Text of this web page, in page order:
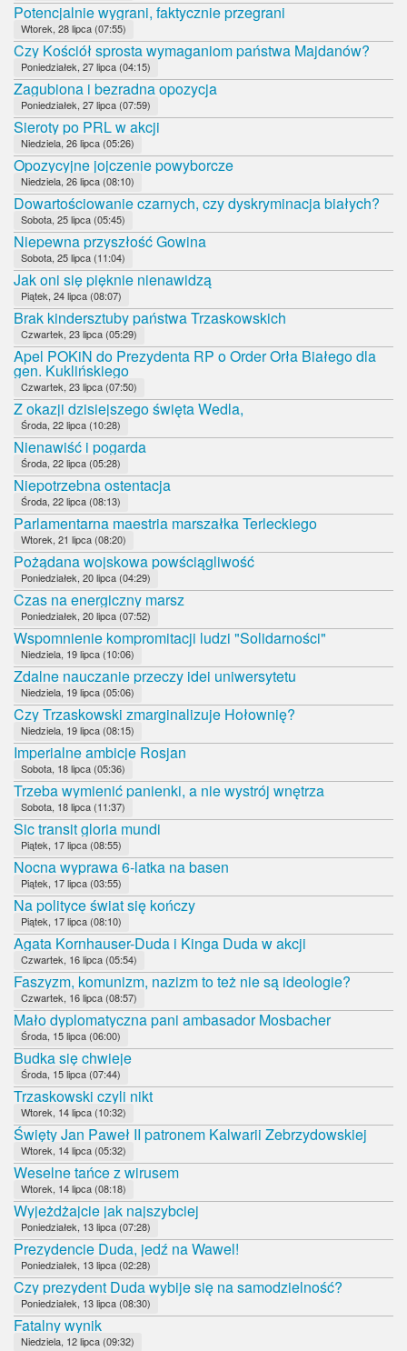
Potencjalnie wygrani, faktycznie przegrani
Wtorek, 28 lipca (07:55)
Czy Kościół sprosta wymaganiom państwa Majdanów?
Poniedziałek, 27 lipca (04:15)
Zagubiona i bezradna opozycja
Poniedziałek, 27 lipca (07:59)
Sieroty po PRL w akcji
Niedziela, 26 lipca (05:26)
Opozycyjne jojczenie powyborcze
Niedziela, 26 lipca (08:10)
Dowartościowanie czarnych, czy dyskryminacja białych?
Sobota, 25 lipca (05:45)
Niepewna przyszłość Gowina
Sobota, 25 lipca (11:04)
Jak oni się pięknie nienawidzą
Piątek, 24 lipca (08:07)
Brak kindersztuby państwa Trzaskowskich
Czwartek, 23 lipca (05:29)
Apel POKiN do Prezydenta RP o Order Orła Białego dla
gen. Kuklińskiego
Czwartek, 23 lipca (07:50)
Z okazji dzisiejszego święta Wedla,
Środa, 22 lipca (10:28)
Nienawiść i pogarda
Środa, 22 lipca (05:28)
Niepotrzebna ostentacja
Środa, 22 lipca (08:13)
Parlamentarna maestria marszałka Terleckiego
Wtorek, 21 lipca (08:20)
Pożądana wojskowa powściągliwość
Poniedziałek, 20 lipca (04:29)
Czas na energiczny marsz
Poniedziałek, 20 lipca (07:52)
Wspomnienie kompromitacji ludzi "Solidarności"
Niedziela, 19 lipca (10:06)
Zdalne nauczanie przeczy idei uniwersytetu
Niedziela, 19 lipca (05:06)
Czy Trzaskowski zmarginalizuje Hołownię?
Niedziela, 19 lipca (08:15)
Imperialne ambicje Rosjan
Sobota, 18 lipca (05:36)
Trzeba wymienić panienki, a nie wystrój wnętrza
Sobota, 18 lipca (11:37)
Sic transit gloria mundi
Piątek, 17 lipca (08:55)
Nocna wyprawa 6-latka na basen
Piątek, 17 lipca (03:55)
Na polityce świat się kończy
Piątek, 17 lipca (08:10)
Agata Kornhauser-Duda i Kinga Duda w akcji
Czwartek, 16 lipca (05:54)
Faszyzm, komunizm, nazizm to też nie są ideologie?
Czwartek, 16 lipca (08:57)
Mało dyplomatyczna pani ambasador Mosbacher
Środa, 15 lipca (06:00)
Budka się chwieje
Środa, 15 lipca (07:44)
Trzaskowski czyli nikt
Wtorek, 14 lipca (10:32)
Święty Jan Paweł II patronem Kalwarii Zebrzydowskiej
Wtorek, 14 lipca (05:32)
Weselne tańce z wirusem
Wtorek, 14 lipca (08:18)
Wyjeżdżajcie jak najszybciej
Poniedziałek, 13 lipca (07:28)
Prezydencie Duda, jedź na Wawel!
Poniedziałek, 13 lipca (02:28)
Czy prezydent Duda wybije się na samodzielność?
Poniedziałek, 13 lipca (08:30)
Fatalny wynik
Niedziela, 12 lipca (09:32)